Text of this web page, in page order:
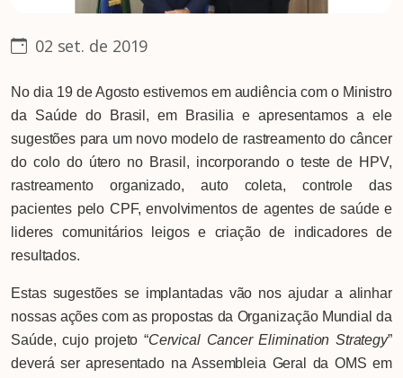
02 set. de 2019
No dia 19 de Agosto estivemos em audiência com o Ministro
da Saúde do Brasil, em Brasilia e apresentamos a ele
sugestões para um novo modelo de rastreamento do câncer
do colo do útero no Brasil, incorporando o teste de HPV,
rastreamento organizado, auto coleta, controle das
pacientes pelo CPF, envolvimentos de agentes de saúde e
lideres comunitários leigos e criação de indicadores de
resultados.
Estas sugestões se implantadas vão nos ajudar a alinhar
nossas ações com as propostas da Organização Mundial da
Saúde, cujo projeto “Cervical Cancer Elimination Strategy”
deverá ser apresentado na Assembleia Geral da OMS em